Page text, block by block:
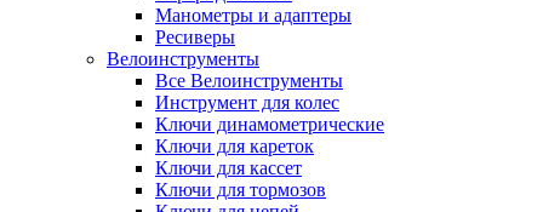
Манометры и адаптеры
Ресиверы
Велоинструменты
Все Велоинструменты
Инструмент для колес
Ключи динамометрические
Ключи для кареток
Ключи для кассет
Ключи для тормозов